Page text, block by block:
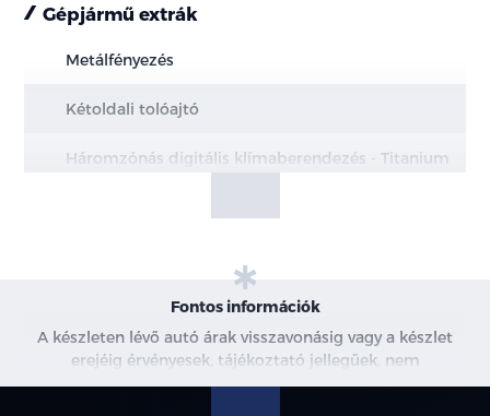
Gépjármű extrák
Metálfényezés
Kétoldali tolóajtó
Háromzónás digitális klímaberendezés - Titanium
Fontos információk
A készleten lévő autó árak visszavonásig vagy a készlet
erejéig érvényesek, tájékoztató jellegűek, nem
minősülnek ajánlattételnek, a képek csak illusztrációk. A